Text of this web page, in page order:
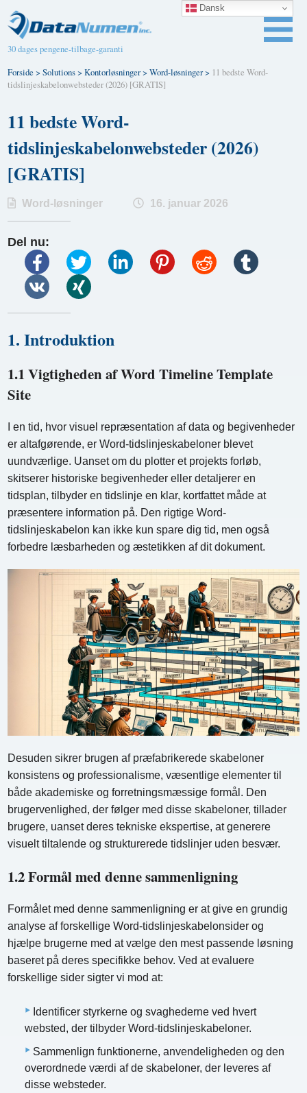
30 dages pengene-tilbage-garanti
Forside >Solutions>Kontorløsninger>Word-løsninger> 11 bedste Word-
tidslinjeskabelonwebsteder (2026) [GRATIS]
11 bedste Word-
tidslinjeskabelonwebsteder (2026)
[GRATIS]
Word-løsninger 16. januar 2026
Del nu:
1. Introduktion
1.1 Vigtigheden af ​​Word Timeline Template
Site
I en tid, hvor visuel repræsentation af data og begivenheder
er altafgørende, er Word-tidslinjeskabeloner blevet
uundværlige. Uanset om du plotter et projekts forløb,
skitserer historiske begivenheder eller detaljerer en
tidsplan, tilbyder en tidslinje en klar, kortfattet måde at
præsentere information på. Den rigtige Word-
tidslinjeskabelon kan ikke kun spare dig tid, men også
forbedre læsbarheden og æstetikken af ​​dit dokument.
Desuden sikrer brugen af ​​præfabrikerede skabeloner
konsistens og professionalisme, væsentlige elementer til
både akademiske og forretningsmæssige formål. Den
brugervenlighed, der følger med disse skabeloner, tillader
brugere, uanset deres tekniske ekspertise, at generere
visuelt tiltalende og strukturerede tidslinjer uden besvær.
1.2 Formål med denne sammenligning
Formålet med denne sammenligning er at give en grundig
analyse af forskellige Word-tidslinjeskabelonsider og
hjælpe brugerne med at vælge den mest passende løsning
baseret på deres specifikke behov. Ved at evaluere
forskellige sider sigter vi mod at:
Identificer styrkerne og svaghederne ved hvert
websted, der tilbyder Word-tidslinjeskabeloner.
Sammenlign funktionerne, anvendeligheden og den
overordnede værdi af de skabeloner, der leveres af
disse websteder.
Dansk